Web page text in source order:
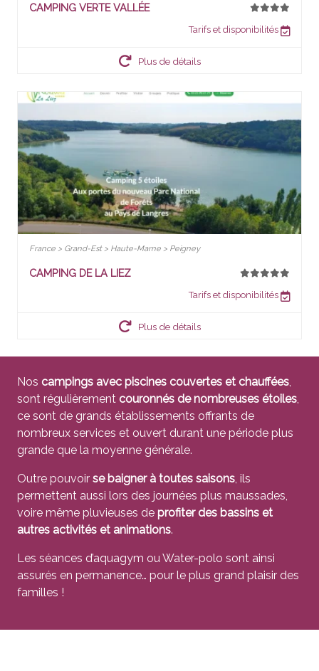
CAMPING VERTE VALLÉE
Tarifs et disponibilités
Plus de détails
France > Grand-Est > Haute-Marne > Peigney
CAMPING DE LA LIEZ
Tarifs et disponibilités
Plus de détails
Nos campings avec piscines couvertes et chauffées,
sont régulièrement couronnés de nombreuses étoiles,
ce sont de grands établissements offrants de
nombreux services et ouvert durant une période plus
grande que la moyenne générale.
Outre pouvoir se baigner à toutes saisons, ils
permettent aussi lors des journées plus maussades,
voire même pluvieuses de profiter des bassins et
autres activités et animations.
Les séances d’aquagym ou Water-polo sont ainsi
assurés en permanence… pour le plus grand plaisir des
familles !